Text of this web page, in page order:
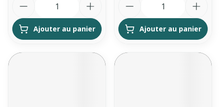
Ajouter au panier Ajouter au panier